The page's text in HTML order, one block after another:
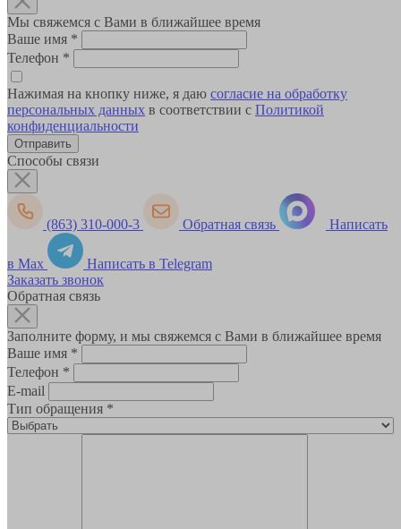
Мы свяжемся с Вами в ближайшее время
Ваше имя *
Телефон *
Нажимая на кнопку ниже, я даю согласие на обработку
персональных данных в соответствии с Политикой
конфиденциальности
Способы связи
(863) 310-000-3 Обратная связь Написать
в Max
Написать в Telegram
Заказать звонок
Обратная связь
Заполните форму, и мы свяжемся с Вами в ближайшее время
Ваше имя *
Телефон *
E-mail
Тип обращения *